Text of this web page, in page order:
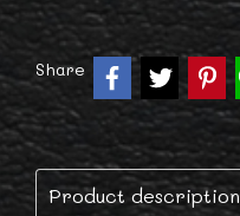
Share
Product description